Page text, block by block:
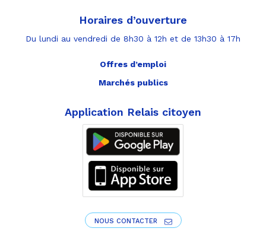
Horaires d’ouverture
Du lundi au vendredi de 8h30 à 12h et de 13h30 à 17h
Offres d’emploi
Marchés publics
Application Relais citoyen
NOUS CONTACTER